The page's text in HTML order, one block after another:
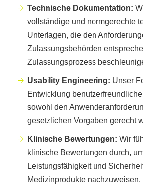
Technische Dokumentation:
vollständige und normgerechte
Unterlagen, die den
Zulassungsbehörden
Zulassungsprozess
Usability Engineering: Unser
Entwicklung
sowohl den
gesetzlichen Vorgaben gerecht
Klinische Bewertungen: Wir
klinische Bewertungen durch,
Leistungsfähigkeit und
Medizinprodukte nachzuweisen.